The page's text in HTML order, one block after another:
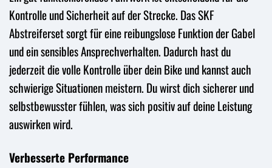
Kontrolle und Sicherheit auf der Strecke. Das SKF
Abstreiferset sorgt für eine reibungslose Funktion der Gabel
und ein sensibles Ansprechverhalten. Dadurch hast du
jederzeit die volle Kontrolle über dein Bike und kannst auch
schwierige Situationen meistern. Du wirst dich sicherer und
selbstbewusster fühlen, was sich positiv auf deine Leistung
auswirken wird.
Verbesserte Performance